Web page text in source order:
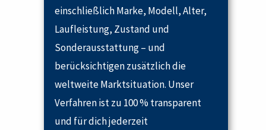
einschließlich Marke, Modell, Alter,
Laufleistung, Zustand und
Sonderausstattung – und
berücksichtigen zusätzlich die
weltweite Marktsituation. Unser
Verfahren ist zu 100 % transparent
und für dich jederzeit